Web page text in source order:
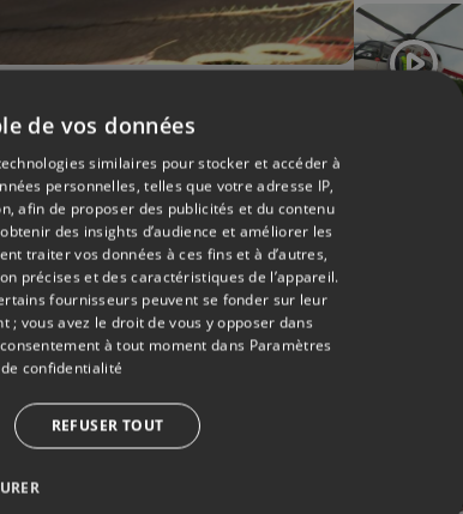
Rouceau: 14 ans
coup de volant
de vos données
similaires pour stocker et accéder à
personnelles, telles que votre adresse IP,
afin de proposer des publicités et du contenu
des insights d’audience et améliorer les
traiter vos données à ces fins et à d’autres,
précises et des caractéristiques de l’appareil.
fournisseurs peuvent se fonder sur leur
vous avez le droit de vous y opposer dans
à tout moment dans Paramètres
confidentialité
REFUSER TOUT